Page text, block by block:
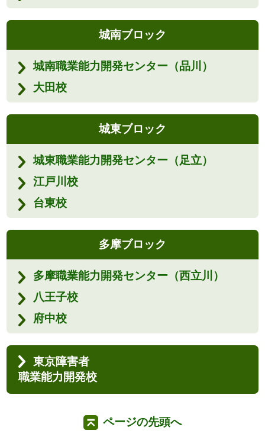
城南ブロック
城南職業能力開発センター（品川）
大田校
城東ブロック
城東職業能力開発センター（足立）
江戸川校
台東校
多摩ブロック
多摩職業能力開発センター（西立川）
八王子校
府中校
東京障害者
職業能力開発校
ページの先頭へ